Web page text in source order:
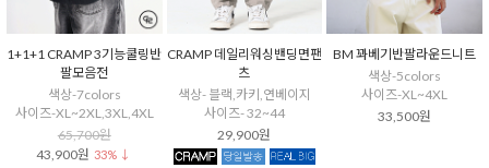
1+1+1 CRAMP 3기능쿨링반
팔모음전
색상-7colors
사이즈-XL~2XL,3XL,4XL
65,700원
43,900원 33% ↓
CRAMP 데일리워싱밴딩면팬
츠
색상- 블랙,카키,연베이지
사이즈- 32~44
29,900원
BM 꽈베기반팔라운드니트
색상-5colors
사이즈-XL~4XL
33,500원